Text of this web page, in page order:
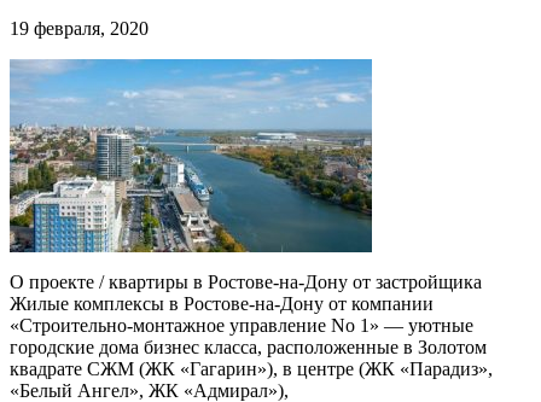
19 февраля, 2020
О проекте / квартиры в Ростове-на-Дону от застройщика
Жилые комплексы в Ростове-на-Дону от компании
«Строительно-монтажное управление No 1» — уютные
городские дома бизнес класса, расположенные в Золотом
квадрате СЖМ (ЖК «Гагарин»), в центре (ЖК «Парадиз»,
«Белый Ангел», ЖК «Адмирал»),